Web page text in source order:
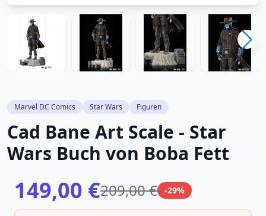
Marvel DC Comics Star Wars Figuren
Cad Bane Art Scale - Star
Wars Buch von Boba Fett
149,00 €209,00 € -29%